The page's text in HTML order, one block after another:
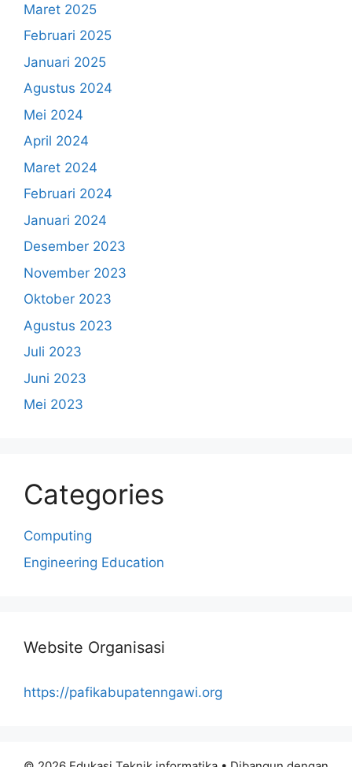
Maret 2025
Februari 2025
Januari 2025
Agustus 2024
Mei 2024
April 2024
Maret 2024
Februari 2024
Januari 2024
Desember 2023
November 2023
Oktober 2023
Agustus 2023
Juli 2023
Juni 2023
Mei 2023
Categories
Computing
Engineering Education
Website Organisasi
https://pafikabupatenngawi.org